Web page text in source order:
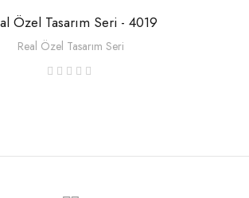
Özel Tasarım Seri - 4019
Real Özel Tasarım Seri